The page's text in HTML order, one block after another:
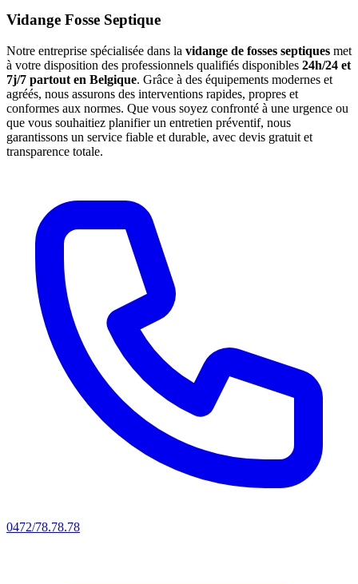
Vidange Fosse Septique
Notre entreprise spécialisée dans la vidange de fosses septiques met
à votre disposition des professionnels qualifiés disponibles 24h/24 et
7j/7 partout en Belgique. Grâce à des équipements modernes et
agréés, nous assurons des interventions rapides, propres et
conformes aux normes. Que vous soyez confronté à une urgence ou
que vous souhaitiez planifier un entretien préventif, nous
garantissons un service fiable et durable, avec devis gratuit et
transparence totale.
0472/78.78.78